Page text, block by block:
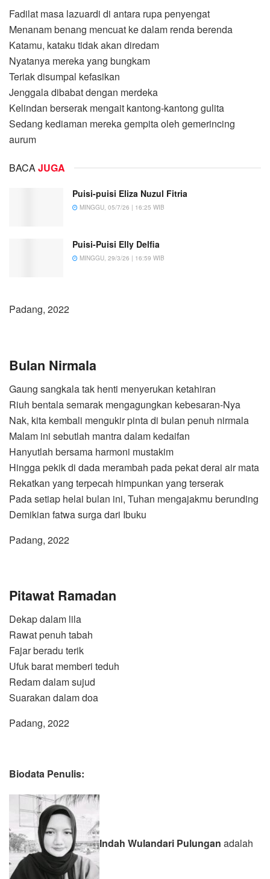
Fadilat masa lazuardi di antara rupa penyengat
Menanam benang mencuat ke dalam renda berenda
Katamu, kataku tidak akan diredam
Nyatanya mereka yang bungkam
Teriak disumpal kefasikan
Jenggala dibabat dengan merdeka
Kelindan berserak mengait kantong-kantong gulita
Sedang kediaman mereka gempita oleh gemerincing
aurum
BACA JUGA
Puisi-puisi Eliza Nuzul Fitria
MINGGU, 05/7/26 | 16:25 WIB
Puisi-Puisi Elly Delfia
MINGGU, 29/3/26 | 16:59 WIB
Padang, 2022
Bulan Nirmala
Gaung sangkala tak henti menyerukan ketahiran
Riuh bentala semarak mengagungkan kebesaran-Nya
Nak, kita kembali mengukir pinta di bulan penuh nirmala
Malam ini sebutlah mantra dalam kedaifan
Hanyutlah bersama harmoni mustakim
Hingga pekik di dada merambah pada pekat derai air mata
Rekatkan yang terpecah himpunkan yang terserak
Pada setiap helai bulan ini, Tuhan mengajakmu berunding
Demikian fatwa surga dari Ibuku
Padang, 2022
Pitawat Ramadan
Dekap dalam lila
Rawat penuh tabah
Fajar beradu terik
Ufuk barat memberi teduh
Redam dalam sujud
Suarakan dalam doa
Padang, 2022
Biodata Penulis:
Indah Wulandari Pulungan adalah